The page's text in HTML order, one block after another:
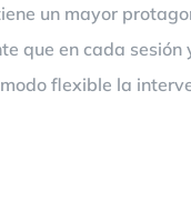
un mayor
que en cada
flexible la